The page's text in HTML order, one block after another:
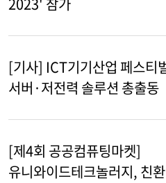
2023' 참가
[기사] ICT기기산업 페스
서버·저전력 솔루션 총출동
[제4회 공공컴퓨팅마켓]
유니와이드테크놀러지, 친